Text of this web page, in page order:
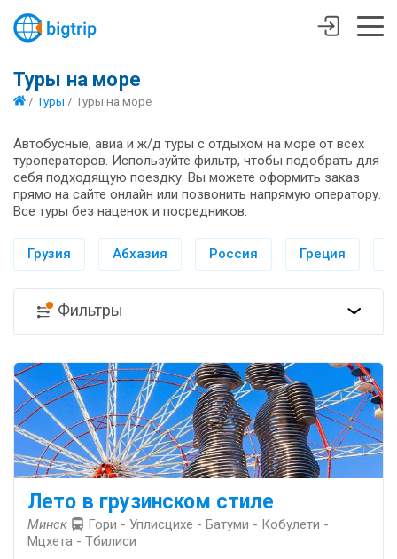
Туры на море
/ Туры / Туры на море
Автобусные, авиа и ж/д туры с отдыхом на море от всех
туроператоров. Используйте фильтр, чтобы подобрать для
себя подходящую поездку. Вы можете оформить заказ
прямо на сайте онлайн или позвонить напрямую оператору.
Все туры без наценок и посредников.
Грузия Абхазия Россия Греция
Фильтры
Лето в грузинском стиле
Минск
Гори - Уплисцихе - Батуми - Кобулети -
Мцхета - Тбилиси